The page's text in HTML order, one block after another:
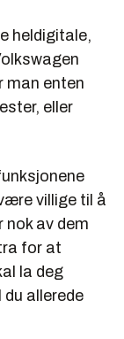
heldigitale,
man enten
eller
villige til å
nok av dem
for at
la deg
allerede